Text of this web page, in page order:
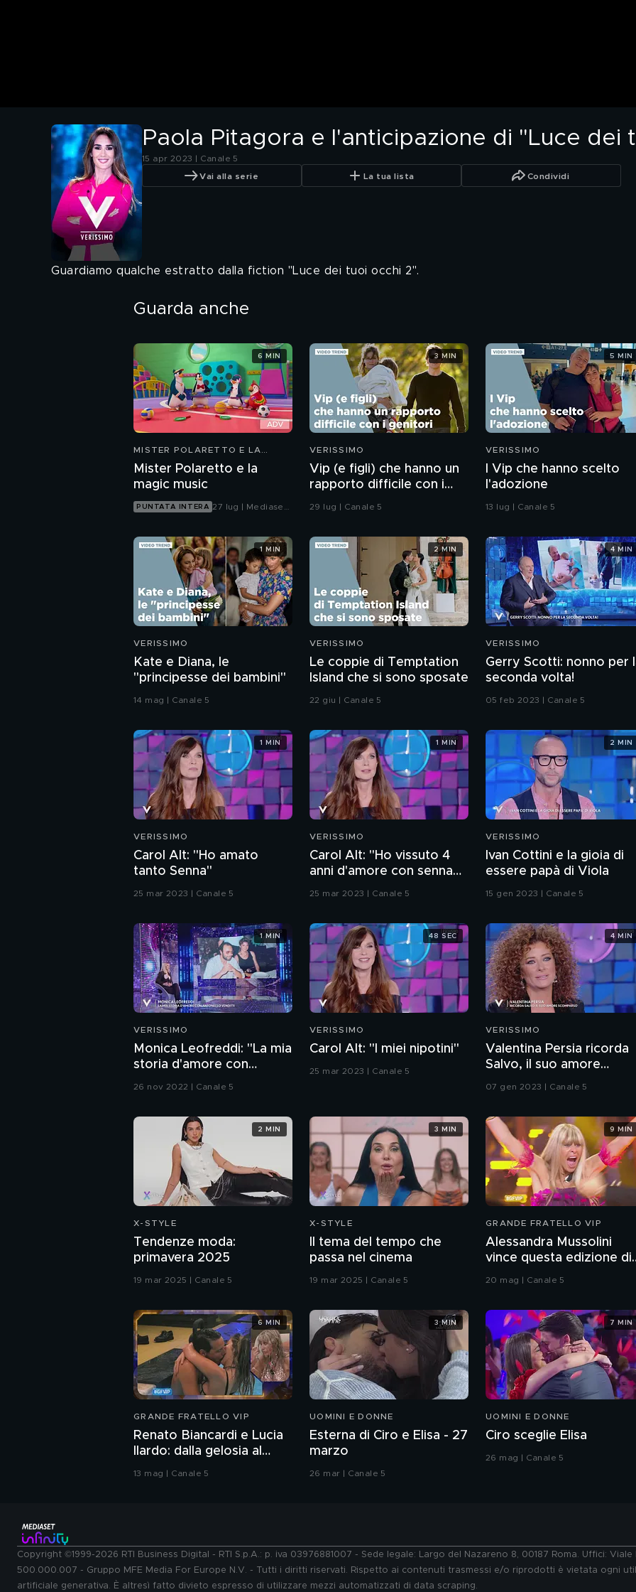
Paola Pitagora e l'anticipazione di "Luce dei
15 apr 2023 | Canale 5
Vai alla serie La tua lista Condividi
Guardiamo qualche estratto dalla fiction "Luce dei tuoi occhi 2".
Guarda anche
MISTER POLARETTO E LA
Mister Polaretto e la
magic music
PUNTATA INTERA 27 lug | Mediaset
6 MIN
VERISSIMO
Vip (e figli) che hanno un
rapporto difficile con i
genitori
29 lug | Canale 5
3 MIN
VERISSIMO
I Vip che hanno scelto
l'adozione
13 lug | Canale 5
5 MIN
VERISSIMO
Kate e Diana, le
"principesse dei bambini"
14 mag | Canale 5
1 MIN
VERISSIMO
Le coppie di Temptation
Island che si sono sposate
22 giu | Canale 5
2 MIN
VERISSIMO
Gerry Scotti: nonno per
seconda volta!
05 feb 2023 | Canale 5
4 MIN
VERISSIMO
Carol Alt: "Ho amato
tanto Senna"
25 mar 2023 | Canale 5
1 MIN
VERISSIMO
Carol Alt: "Ho vissuto 4
anni d'amore con senna
mentre ero sposata"
25 mar 2023 | Canale 5
1 MIN
VERISSIMO
Ivan Cottini e la gioia di
essere papà di Viola
15 gen 2023 | Canale 5
2 MIN
VERISSIMO
Monica Leofreddi: "La mia
storia d'amore con
Antonello Venditti"
26 nov 2022 | Canale 5
1 MIN
VERISSIMO
Carol Alt: "I miei nipotini"
25 mar 2023 | Canale 5
48 SEC
VERISSIMO
Valentina Persia ricorda
Salvo, il suo amore
scomparso
07 gen 2023 | Canale 5
4 MIN
X-STYLE
Tendenze moda:
primavera 2025
19 mar 2025 | Canale 5
2 MIN
X-STYLE
Il tema del tempo che
passa nel cinema
19 mar 2025 | Canale 5
3 MIN
GRANDE FRATELLO VIP
Alessandra Mussolini
vince questa edizione di
Grande Fratello VIP
20 mag | Canale 5
9 MIN
GRANDE FRATELLO VIP
Renato Biancardi e Lucia
Ilardo: dalla gelosia al
13 mag | Canale 5
6 MIN
UOMINI E DONNE
Esterna di Ciro e Elisa - 27
marzo
26 mar | Canale 5
3 MIN
UOMINI E DONNE
Ciro sceglie Elisa
26 mag | Canale 5
7 MIN
Copyright ©1999-2026 RTI Business Digital - RTI S.p.A.: p. iva 03976881007 - Sede legale: Largo del Nazareno 8, 00187 Roma. Uffici:
500.000.007 - Gruppo MFE Media For Europe N.V. - Tutti i diritti riservati. Rispetto ai contenuti trasmessi e/o riprodotti è vietata ogni
artificiale generativa. È altresì fatto divieto espresso di utilizzare mezzi automatizzati di data scraping.